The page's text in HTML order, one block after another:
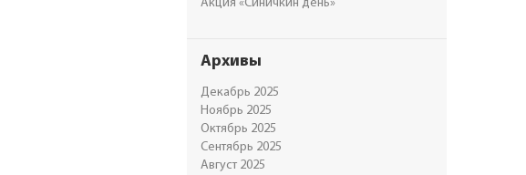
Акция «Синичкин день»
Архивы
Декабрь 2025
Ноябрь 2025
Октябрь 2025
Сентябрь 2025
Август 2025